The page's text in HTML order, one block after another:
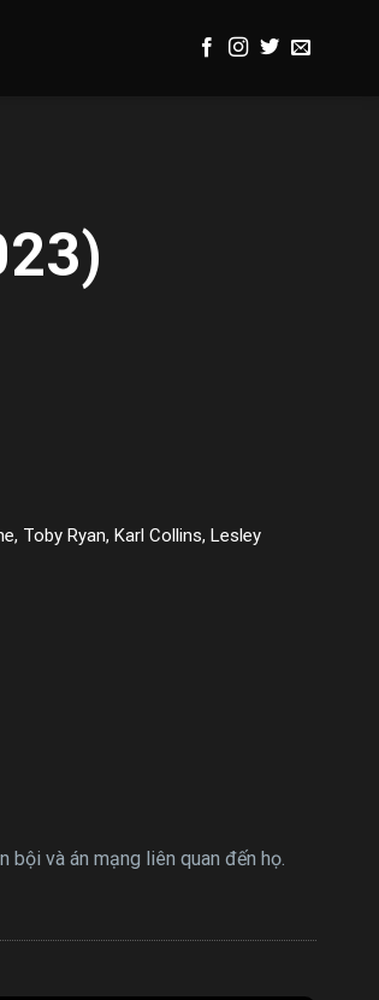
Toby Ryan, Karl Collins, Lesley
và án mạng liên quan đến họ.